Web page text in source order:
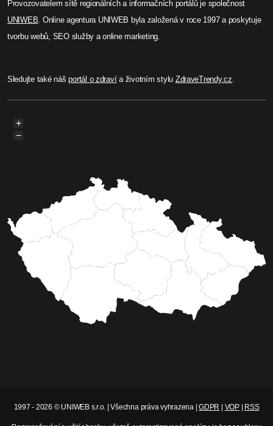
Přehlídka na jihlavské radnici
ukazuje raritní trofeje
probíhá tradiční Chovatelská přehlídka trofejí
zvěře ulovené v mysliveckém roce 2013/2014.
veřejnost akci Babí léto v Zoo, nebude chybět ani